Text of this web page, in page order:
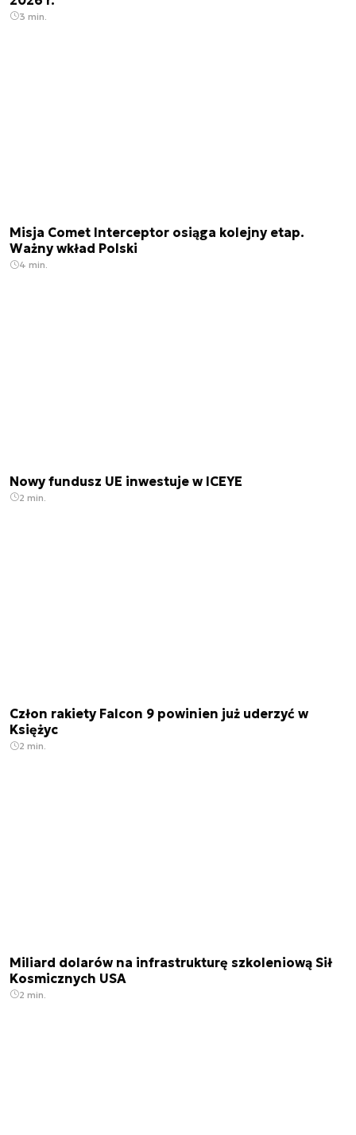
3 min.
Misja Comet Interceptor osiąga kolejny etap.
Ważny wkład Polski
4 min.
Nowy fundusz UE inwestuje w ICEYE
2 min.
Człon rakiety Falcon 9 powinien już uderzyć w
Księżyc
2 min.
Miliard dolarów na infrastrukturę szkoleniową Sił
Kosmicznych USA
2 min.